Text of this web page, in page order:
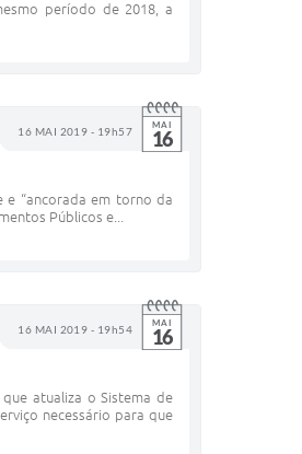
período de 2018, a
16 MAI 2019 - 19h57 MAI
16
e “ancorada em torno da
Públicos e...
16 MAI 2019 - 19h54 MAI
16
atualiza o Sistema de
necessário para que